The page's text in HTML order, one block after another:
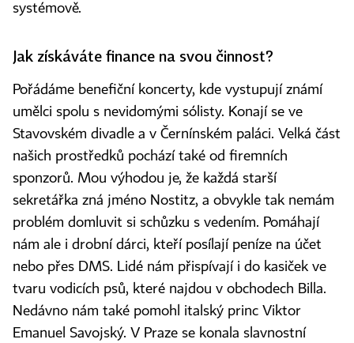
systémově.
Jak získáváte finance na svou činnost?
Pořádáme benefiční koncerty, kde vystupují známí
umělci spolu s nevidomými sólisty. Konají se ve
Stavovském divadle a v Černínském paláci. Velká část
našich prostředků pochází také od firemních
sponzorů. Mou výhodou je, že každá starší
sekretářka zná jméno Nostitz, a obvykle tak nemám
problém domluvit si schůzku s vedením. Pomáhají
nám ale i drobní dárci, kteří posílají peníze na účet
nebo přes DMS. Lidé nám přispívají i do kasiček ve
tvaru vodicích psů, které najdou v obchodech Billa.
Nedávno nám také pomohl italský princ Viktor
Emanuel Savojský. V Praze se konala slavnostní